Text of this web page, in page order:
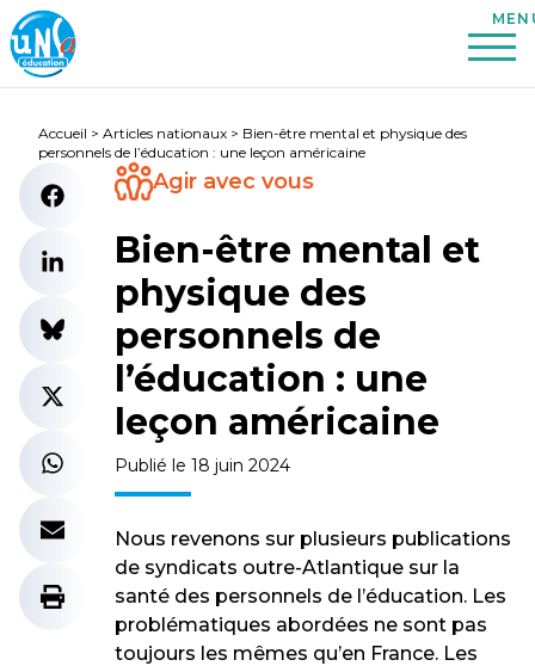
Accueil > Articles nationaux > Bien-être mental et physique des
personnels de l’éducation : une leçon américaine
Agir avec vous
Bien-être mental et
physique des
personnels de
l’éducation : une
leçon américaine
Publié le 18 juin 2024
Nous revenons sur plusieurs publications
de syndicats outre-Atlantique sur la
santé des personnels de l’éducation. Les
problématiques abordées ne sont pas
toujours les mêmes qu’en France. Les